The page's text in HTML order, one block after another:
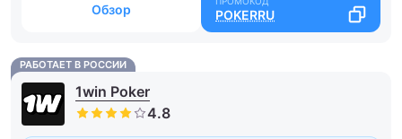
Обзор POKERRU
РАБОТАЕТ В РОССИИ
1win Poker